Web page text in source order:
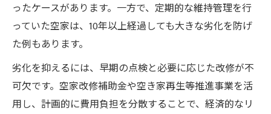
ったケースがあります。一方で、定期的な維持管理を行
っていた空家は、10年以上経過しても大きな劣化を防げ
た例もあります。
劣化を抑えるには、早期の点検と必要に応じた改修が不
可欠です。空家改修補助金や空き家再生等推進事業を活
用し、計画的に費用負担を分散することで、経済的なリ